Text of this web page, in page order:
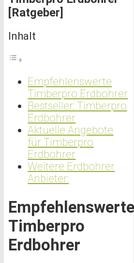
[Ratgeber]
Inhalt
Empfehlenswerte
Timberpro Erdbohrer
Bestseller: Timberpro
Erdbohrer
Aktuelle Angebote
für Timberpro
Erdbohrer
Weitere Erdbohrer
Anbieter:
Empfehlenswerte
Timberpro
Erdbohrer